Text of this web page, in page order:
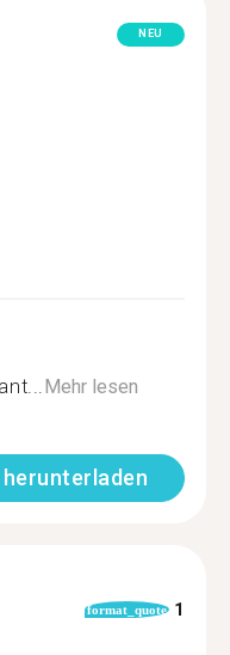
NEU
Mehr lesen
herunterladen
format_quote 1